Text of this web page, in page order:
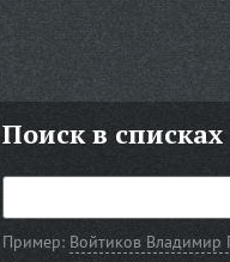
Поиск в списках
Пример: Войтиков Владимир